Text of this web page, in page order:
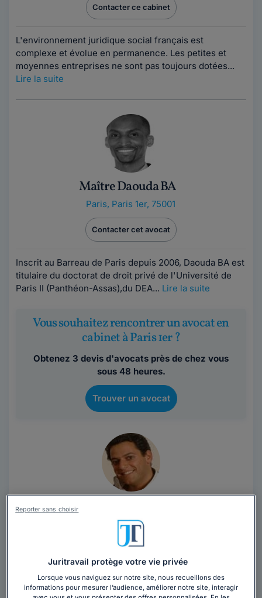
Contacter ce cabinet
L'environnement juridique social français est
complexe et évolue en permanence. Les petites et
moyennes entreprises ne sont pas toujours dotées...
Lire la suite
Maître Daouda BA
Paris, Paris 1er, 75001
Contacter cet avocat
Inscrit au Barreau de Paris depuis 2006, Daouda BA est
titulaire du doctorat de droit privé de l'Université de
Paris II (Panthéon-Assas),du DEA... Lire la suite
Vous souhaitez rencontrer un avocat en
cabinet à Paris 1er ?
Obtenez 3 devis d'avocats près de chez vous
sous 48 heures.
Trouver un avocat
Maître Nicolas HERZOG
Paris 1er, 75001
Contacter cet avocat
Avocat au Barreau de Paris exerçant dans le domaine
de la propriété intellectuelle et des techologies de
Juritravail protège votre vie privée
Lorsque vous naviguez sur notre site, nous recueillons des
informations pour mesurer l’audience, améliorer notre site, interagir
Reporter sans choisir